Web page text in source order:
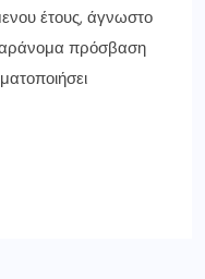
έτους, άγνωστο
πρόσβαση